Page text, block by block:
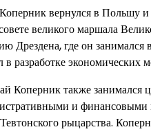
вернулся в Польшу
великого маршала
Дрездена, где он
разработке экономических
Коперник также
и финансовыми
рыцарства.